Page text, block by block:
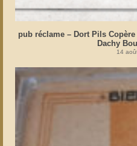
pub réclame – Dort Pils
Dachy
14